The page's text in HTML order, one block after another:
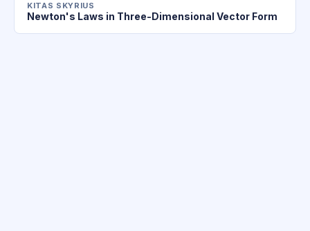
KITAS SKYRIUS
Newton's Laws in Three-Dimensional Vector Form